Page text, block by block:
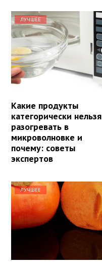
ЛУЧШЕЕ
Какие продукты
категорически нельзя
разогревать в
микроволновке и
почему: советы
экспертов
ЛУЧШЕЕ